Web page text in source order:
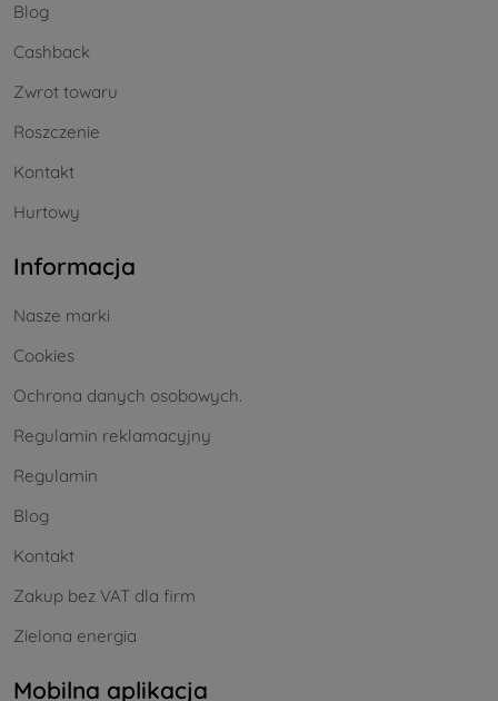
Blog
Cashback
Zwrot towaru
Roszczenie
Kontakt
Hurtowy
Informacja
Nasze marki
Cookies
Ochrona danych osobowych.
Regulamin reklamacyjny
Regulamin
Blog
Kontakt
Zakup bez VAT dla firm
Zielona energia
Mobilna aplikacja